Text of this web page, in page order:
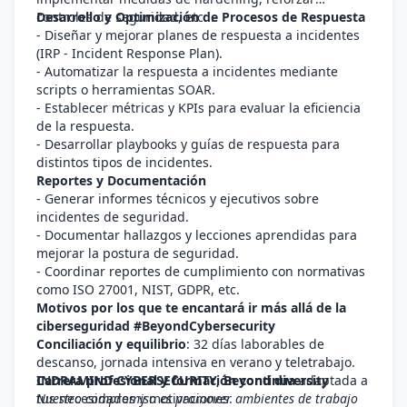
controles de seguridad, etc...
Desarrollo y Optimización de Procesos de Respuesta
- Diseñar y mejorar planes de respuesta a incidentes
(IRP - Incident Response Plan).
- Automatizar la respuesta a incidentes mediante
scripts o herramientas SOAR.
- Establecer métricas y KPIs para evaluar la eficiencia
de la respuesta.
- Desarrollar playbooks y guías de respuesta para
distintos tipos de incidentes.
Reportes y Documentación
- Generar informes técnicos y ejecutivos sobre
incidentes de seguridad.
- Documentar hallazgos y lecciones aprendidas para
mejorar la postura de seguridad.
- Coordinar reportes de cumplimiento con normativas
como ISO 27001, NIST, GDPR, etc.
Motivos por los que te encantará ir más allá de la
ciberseguridad #BeyondCybersecurity
Conciliación y equilibrio: 32 días laborables de
descanso, jornada intensiva en verano y teletrabajo.
Carrera profesional y formación continuaadaptada a
tus necesidades y motivaciones.
INDRAMIND CYBERSECURITY, Beyond diversity
Nuestro compromiso es promover ambientes de trabajo